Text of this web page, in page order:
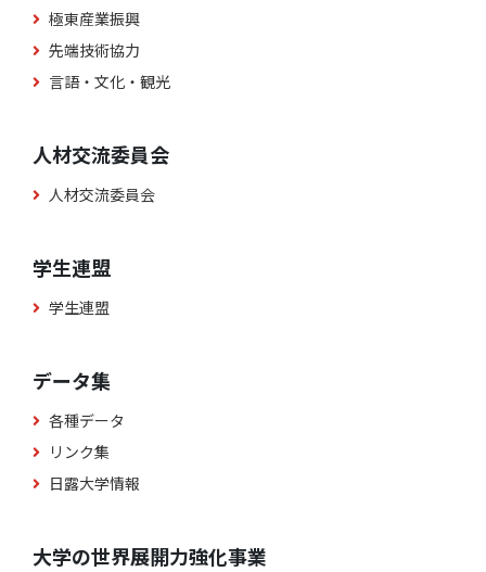
極東産業振興
先端技術協力
言語・文化・観光
人材交流委員会
人材交流委員会
学生連盟
学生連盟
データ集
各種データ
リンク集
日露大学情報
大学の世界展開力強化事業